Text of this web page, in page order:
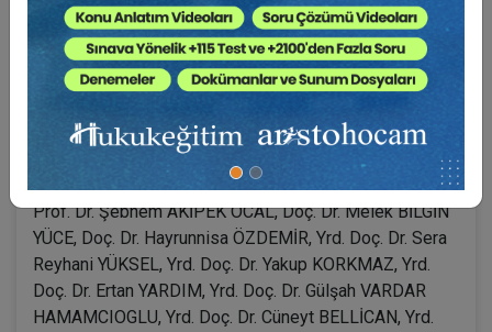
İşte elinizde tuttuğunuz bu kitap bu büyük külliyatın
ÜÇÜNCÜ cildini teşkil etmektedir.
Kitabın ortaya çıkmasında büyük emeği olan ve projenin
Mustafa TOPALOĞLU ve Yrd. Doç. Dr. Umut YENİOCAK
hocalarımıza çok teşekkür ediyo-ruz. Kitabın çeşitli
kısımlarını yazmayı üstlenen diğer yazarlarımız Sayın
Prof. Dr. Şebnem AKİPEK ÖCAL, Doç. Dr. Melek BİLGİN
YÜCE, Doç. Dr. Hayrunnisa ÖZDEMİR, Yrd. Doç. Dr. Sera
Reyhani YÜKSEL, Yrd. Doç. Dr. Yakup KORKMAZ, Yrd.
Doç. Dr. Ertan YARDIM, Yrd. Doç. Dr. Gülşah VARDAR
HAMAMCIOGLU, Yrd. Doç. Dr. Cüneyt BELLİCAN, Yrd.